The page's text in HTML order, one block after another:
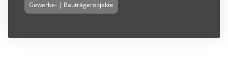
Gewerbe- | Bauträgerobjekte